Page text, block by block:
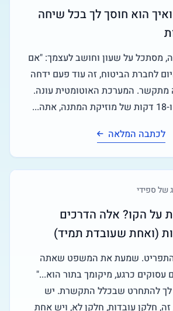
הוא חוסך לך בכל שיחה
מסתכל על שעון וחושב לעצמך: "אם
לחברת הביטוח, זה עוד פעם ידחה
מתקשר. המערכת האוטומטית עונה.
לכתבה המלאה
של ספידי
על הקו? אלה הדרכים
(ואחת שעובדת תמיד)
התפריט. שמעת את המשפט שאתה
עסוקים כרגע, מיקומך בתור הוא..."
לך להתחרט שבכלל התקשרת. יש
חלקן עובדות, חלקן לא, ויש אחת